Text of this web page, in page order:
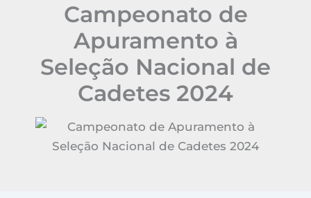
Campeonato de
Apuramento à
Seleção Nacional de
Cadetes 2024